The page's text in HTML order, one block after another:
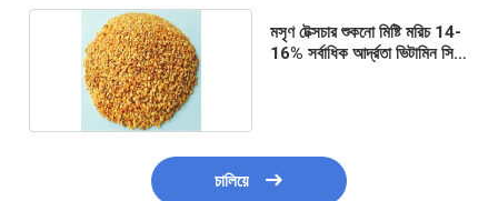
মসৃণ টেক্সচার শুকনো মিষ্টি মরিচ 14-
16% সর্বাধিক আর্দ্রতা ভিটামিন সি
চালিয়ে